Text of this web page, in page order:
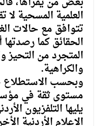
العلمية المسحية
تتوافق مع حالات
الحقائق كما
المتجرد من التحيز
والكراهية.
وبحسب الاستطلاع